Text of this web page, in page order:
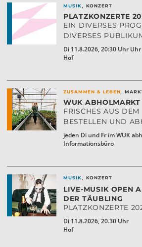
MUSIK, KONZERT
PLATZKONZERTE
EIN DIVERSES
DIVERSES
Di 11.8.2026, 20:30 Uhr Uhr
Hof
ZUSAMMEN & LEBEN,
WUK ABHOLMARKT
FRISCHES AUS
BESTELLEN UND
jeden Di und Fr im WUK
Informationsbüro
MUSIK, KONZERT
LIVE-MUSIK OPEN
DER TÄUBLING
PLATZKONZERTE
Di 11.8.2026, 20.30 Uhr
Hof